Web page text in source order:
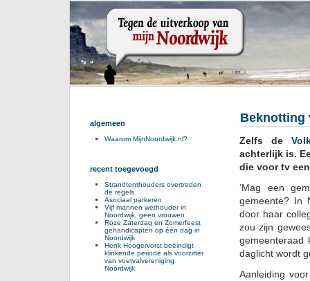
Beknotting
Zelfs de
achterlijk is.
die voor tv
‘Mag een
gemeente? In
door haar
zou zijn
gemeenteraad
daglicht wordt
Aanleiding
algemeen
Waarom MijnNoordwijk.nl?
recent toegevoegd
Strandtenthouders overtreden
de regels
Asociaal parkeren
Vijf mannen wethouder in
Noordwijk, geen vrouwen
Roze Zaterdag en Zomerfeest
gehandicapten op één dag in
Noordwijk
Henk Hoogervorst beëindigt
klinkende periode als voorzitter
van voetvalvereniging
Noordwijk